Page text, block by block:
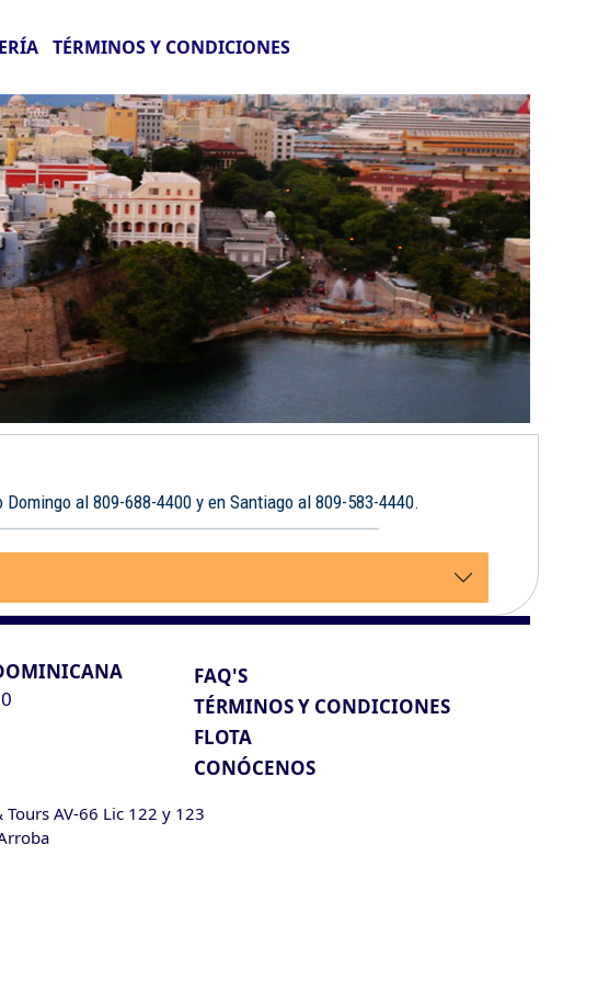
TÉRMINOS Y CONDICIONES
al 809-688-4400 y en Santiago al 809-583-4440.
FAQ'S
TÉRMINOS Y CONDICIONES
FLOTA
CONÓCENOS
AV-66 Lic 122 y 123